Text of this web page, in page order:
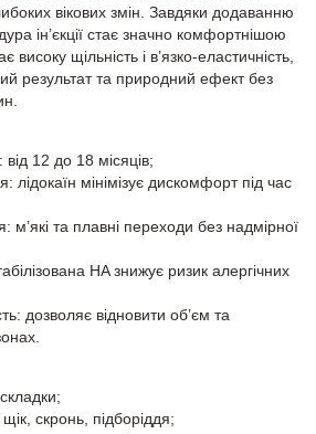
вікових змін. Завдяки додаванню
ін’єкції стає значно комфортнішою
щільність і в’язко-еластичність,
результат та природний ефект без
12 до 18 місяців;
лідокаїн мінімізує дискомфорт під час
м’які та плавні переходи без надмірної
HA знижує ризик алергічних
дозволяє відновити об’єм та
скронь, підборіддя;